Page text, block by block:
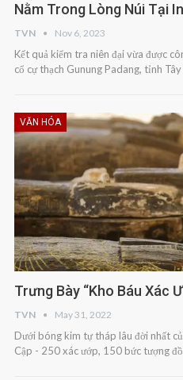
Nằm Trong Lòng Núi Tại
TVN Nov 6, 2023
Kết quả kiểm tra niên đại vừa được
cổ cự thạch Gunung Padang, tỉnh
VĂN HÓA
Trưng Bày “kho Báu Xác
TVN May 31, 2022
Dưới bóng kim tự tháp lâu đời nhất
Cập - 250 xác ướp, 150 bức tượng